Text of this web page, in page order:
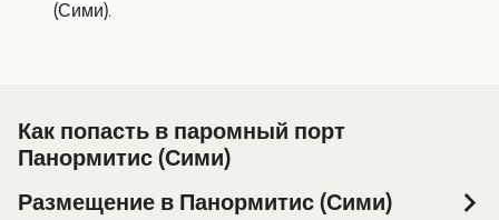
(Сими).
Как попасть в паромный порт
Панормитис (Сими)
Размещение в Панормитис (Сими)